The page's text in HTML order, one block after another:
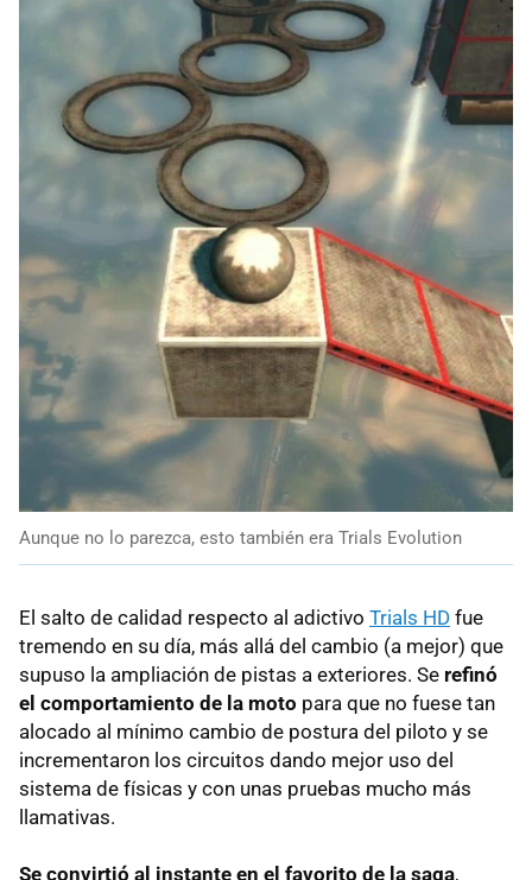
Aunque no lo parezca, esto también era Trials Evolution
El salto de calidad respecto al adictivo Trials HD fue
tremendo en su día, más allá del cambio (a mejor) que
supuso la ampliación de pistas a exteriores. Se refinó
el comportamiento de la moto para que no fuese tan
alocado al mínimo cambio de postura del piloto y se
incrementaron los circuitos dando mejor uso del
sistema de físicas y con unas pruebas mucho más
llamativas.
Se convirtió al instante en el favorito de la saga,